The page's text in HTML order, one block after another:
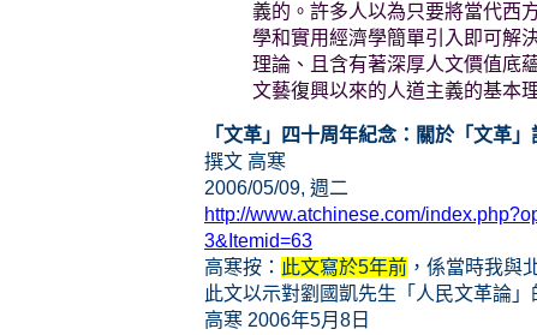
義的。許多人以為只要將當代西
學和實用經濟學簡單引入即可解
理論、且含有著深厚人文價值底
文藝復興以來的人道主義的基本
「文革」四十周年紀念：關於「文革
撰文 高寒
2006/05/09, 週二
http://www.atchinese.com/
3&Itemid=63
高寒按： 此文寫於5年前 ，係當時我與
此文以示對劉國凱先生「人民文革論」
高寒 2006年5月8日